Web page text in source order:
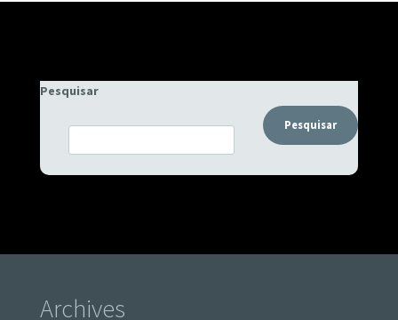
Pesquisar
Pesquisar
Archives